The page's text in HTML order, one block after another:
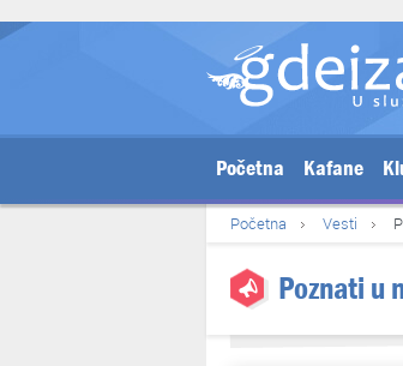
Početna Kafane
Početna Vesti
Poznati u